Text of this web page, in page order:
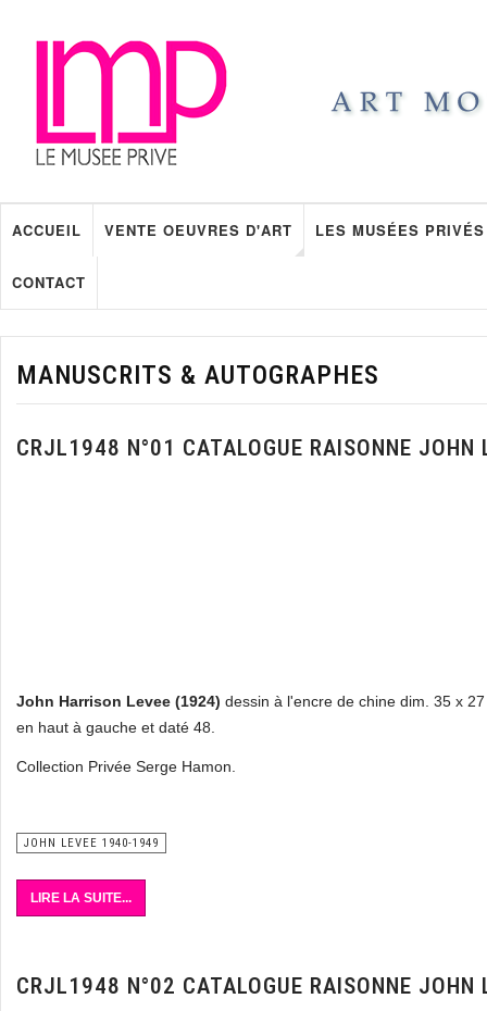
ACCUEIL VENTE OEUVRES D'ART LES MUSÉES PRIVÉS
CONTACT
MANUSCRITS & AUTOGRAPHES
CRJL1948 N°01 CATALOGUE RAISONNE JOHN
John Harrison Levee (1924) dessin à l'encre de chine dim. 35 x
en haut à gauche et daté 48.
Collection Privée Serge Hamon.
JOHN LEVEE 1940-1949
LIRE LA SUITE...
CRJL1948 N°02 CATALOGUE RAISONNE JOHN